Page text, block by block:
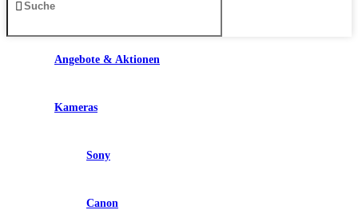
Angebote & Aktionen
Kameras
Sony
Canon